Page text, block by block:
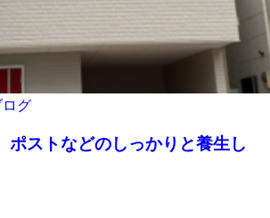
ログ
ストなどのしっかりと養生し